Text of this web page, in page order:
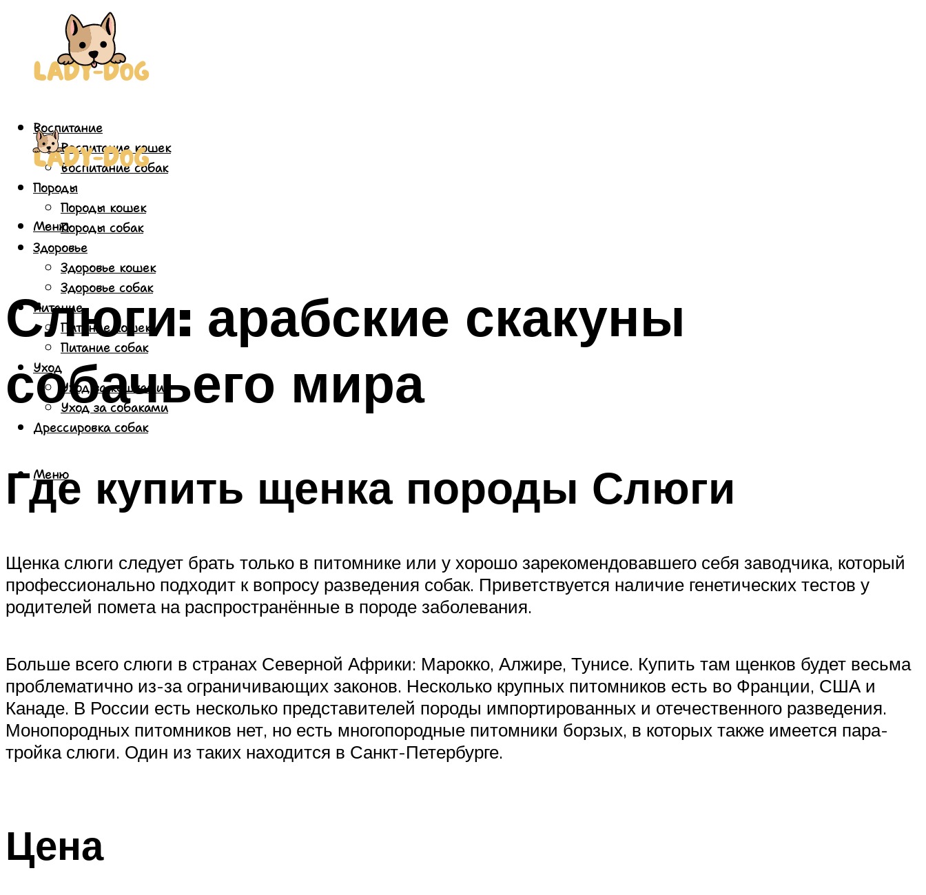
Воспитание
Воспитание кошек
Воспитание собак
Породы
Породы кошек
Породы собак
Здоровье
Здоровье кошек
Здоровье собак
Питание
Питание кошек
Питание собак
Уход
Уход за кошками
Уход за собаками
Дрессировка собак
Меню
Меню
Слюги: арабские скакуны
собачьего мира
Где купить щенка породы Слюги
Щенка слюги следует брать только в питомнике или у хорошо зарекомендовавшего себя заводчика, который
профессионально подходит к вопросу разведения собак. Приветствуется наличие генетических тестов у
родителей помета на распространённые в породе заболевания.
Больше всего слюги в странах Северной Африки: Марокко, Алжире, Тунисе. Купить там щенков будет весьма
проблематично из-за ограничивающих законов. Несколько крупных питомников есть во Франции, США и
Канаде. В России есть несколько представителей породы импортированных и отечественного разведения.
Монопородных питомников нет, но есть многопородные питомники борзых, в которых также имеется пара-
тройка слюги. Один из таких находится в Санкт-Петербурге.
Цена